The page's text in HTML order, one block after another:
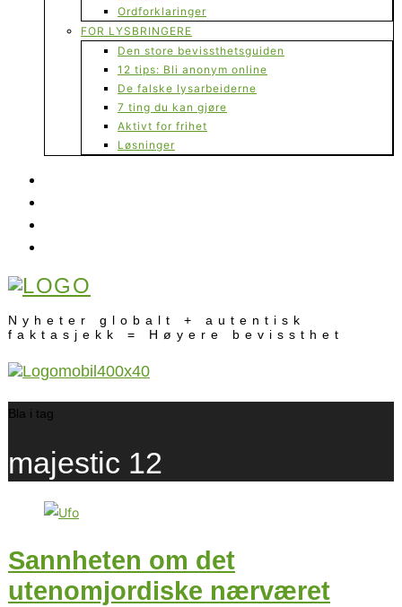
Ordforklaringer
FOR LYSBRINGERE
Den store bevissthetsguiden
12 tips: Bli anonym online
De falske lysarbeiderne
7 ting du kan gjøre
Aktivt for frihet
Løsninger
Nyheter globalt + autentisk
faktasjekk = Høyere bevissthet
Bla i tag
majestic 12
Sannheten om det
utenomjordiske nærværet